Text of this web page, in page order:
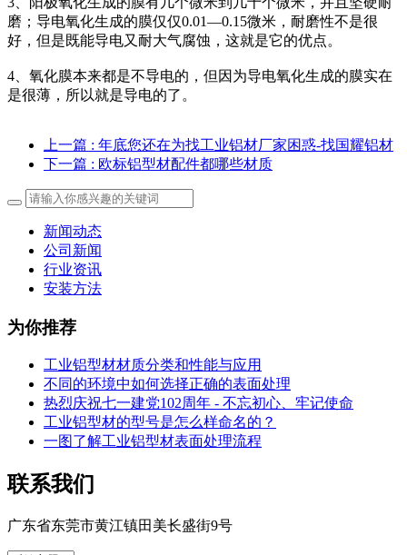
磨；导电氧化生成的膜仅仅0.01—0.15微米，耐磨性不是很
好，但是既能导电又耐大气腐蚀，这就是它的优点。
4、氧化膜本来都是不导电的，但因为导电氧化生成的膜实在
是很薄，所以就是导电的了。
上一篇 : 年底您还在为找工业铝材厂家困惑-找国耀铝材
下一篇 : 欧标铝型材配件都哪些材质
新闻动态
公司新闻
行业资讯
安装方法
为你推荐
工业铝型材材质分类和性能与应用
不同的环境中如何选择正确的表面处理
热烈庆祝七一建党102周年 - 不忘初心、牢记使命
工业铝型材的型号是怎么样命名的？
一图了解工业铝型材表面处理流程
联系我们
广东省东莞市黄江镇田美长盛街9号